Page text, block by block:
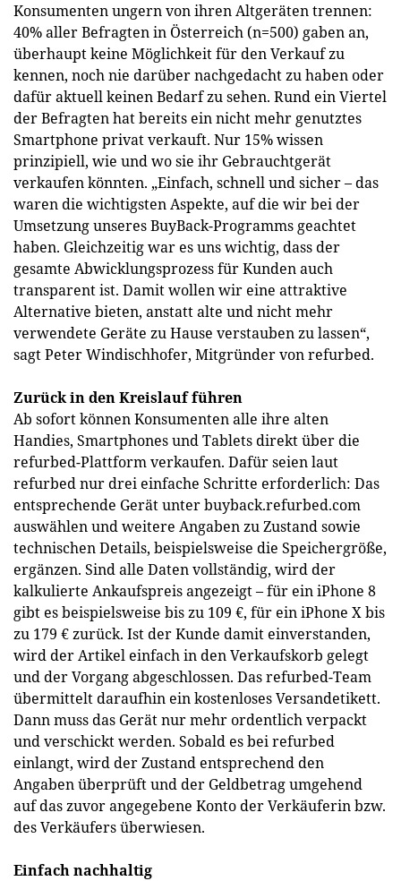
Konsumenten ungern von ihren Altgeräten trennen:
40% aller Befragten in Österreich (n=500) gaben an,
überhaupt keine Möglichkeit für den Verkauf zu
kennen, noch nie darüber nachgedacht zu haben oder
dafür aktuell keinen Bedarf zu sehen. Rund ein Viertel
der Befragten hat bereits ein nicht mehr genutztes
Smartphone privat verkauft. Nur 15% wissen
prinzipiell, wie und wo sie ihr Gebrauchtgerät
verkaufen könnten. „Einfach, schnell und sicher – das
waren die wichtigsten Aspekte, auf die wir bei der
Umsetzung unseres BuyBack-Programms geachtet
haben. Gleichzeitig war es uns wichtig, dass der
gesamte Abwicklungsprozess für Kunden auch
transparent ist. Damit wollen wir eine attraktive
Alternative bieten, anstatt alte und nicht mehr
verwendete Geräte zu Hause verstauben zu lassen“,
sagt Peter Windischhofer, Mitgründer von refurbed.
Zurück in den Kreislauf führen
Ab sofort können Konsumenten alle ihre alten
Handies, Smartphones und Tablets direkt über die
refurbed-Plattform verkaufen. Dafür seien laut
refurbed nur drei einfache Schritte erforderlich: Das
entsprechende Gerät unter buyback.refurbed.com
auswählen und weitere Angaben zu Zustand sowie
technischen Details, beispielsweise die Speichergröße,
ergänzen. Sind alle Daten vollständig, wird der
kalkulierte Ankaufspreis angezeigt – für ein iPhone 8
gibt es beispielsweise bis zu 109 €, für ein iPhone X bis
zu 179 € zurück. Ist der Kunde damit einverstanden,
wird der Artikel einfach in den Verkaufskorb gelegt
und der Vorgang abgeschlossen. Das refurbed-Team
übermittelt daraufhin ein kostenloses Versandetikett.
Dann muss das Gerät nur mehr ordentlich verpackt
und verschickt werden. Sobald es bei refurbed
einlangt, wird der Zustand entsprechend den
Angaben überprüft und der Geldbetrag umgehend
auf das zuvor angegebene Konto der Verkäuferin bzw.
des Verkäufers überwiesen.
Einfach nachhaltig